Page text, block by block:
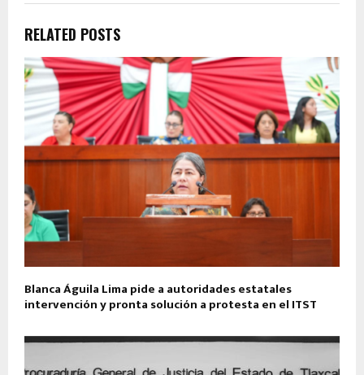
RELATED POSTS
Blanca Águila Lima pide a autoridades estatales
intervención y pronta solución a protesta en el ITST